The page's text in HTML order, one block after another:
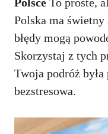
Polska ma świetny
błędy mogą
Skorzystaj z tych
Twoja podróż
bezstresowa.